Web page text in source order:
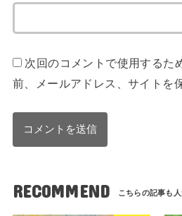
次回のコメントで使用するた
前、メールアドレス、サイトを
RECOMMEND